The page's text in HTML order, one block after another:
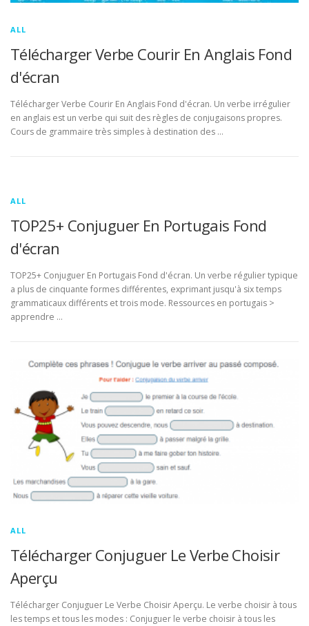
ALL
Télécharger Verbe Courir En Anglais Fond
d'écran
Télécharger Verbe Courir En Anglais Fond d'écran. Un verbe irrégulier
en anglais est un verbe qui suit des règles de conjugaisons propres.
Cours de grammaire très simples à destination des …
ALL
TOP25+ Conjuguer En Portugais Fond
d'écran
TOP25+ Conjuguer En Portugais Fond d'écran. Un verbe régulier typique
a plus de cinquante formes différentes, exprimant jusqu'à six temps
grammaticaux différents et trois mode. Ressources en portugais >
apprendre …
ALL
Télécharger Conjuguer Le Verbe Choisir
Aperçu
Télécharger Conjuguer Le Verbe Choisir Aperçu. Le verbe choisir à tous
les temps et tous les modes : Conjuguer le verbe choisir à tous les